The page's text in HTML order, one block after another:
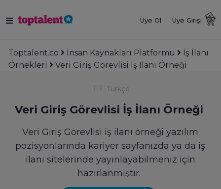
Üye Ol Üye Girişi
Toptalent.co İnsan Kaynakları Platformu
İş İlanı
Örnekleri
Veri Giriş Görevlisi Iş Ilanı Örneği
Türkçe
Veri Giriş Görevlisi İş İlanı Örneği
Veri Giriş Görevlisi iş ilanı örneği yazılım
pozisyonlarında kariyer sayfanızda ya da iş
ilanı sitelerinde yayınlayabilmeniz için
hazırlanmıştır.